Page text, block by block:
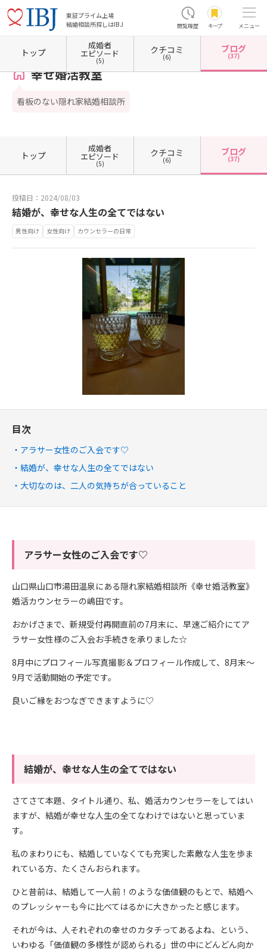
東証プライム上場
結婚相談所探しはIBJ
閲覧履歴 キープ メニュー
ホーム 山口県の結婚相談所 山口県山口市 幸せ婚活教室 カウンセラーブログ一覧
幸せ婚活教室
看板のない隠れ家結婚相談所
トップ
成婚者
エピソード
(5)
クチコミ
(6)
ブログ
(37)
トップ
成婚者
エピソード
(5)
クチコミ
(6)
ブログ
(37)
投稿日：2024/08/03
結婚が、幸せな人生の全てではない
男性向け 女性向け カウンセラーの日常
目次
アラサー女性のご入会です♡
結婚が、幸せな人生の全てではない
大切なのは、二人の気持ちが合っていること
アラサー女性のご入会です♡
山口県山口市湯田温泉にある隠れ家結婚相談所《幸せ婚活教室》
婚活カウンセラーの嶋田です。
おかげさまで、新規受付再開直前の7月末に、早速ご紹介にてア
ラサー女性様のご入会お手続きを承りました☆
8月中にプロフィール写真撮影＆プロフィール作成して、8月末～
9月で活動開始の予定です。
良いご縁をおつなぎできますように♡
結婚が、幸せな人生の全てではない
さてさて本題、タイトル通り、私、婚活カウンセラーをしてはい
ますが、結婚が幸せな人生の全てなわけではないと思っていま
す。
私のまわりにも、結婚していなくても充実した素敵な人生を歩ま
れている方、たくさんおられます。
ひと昔前は、結婚して一人前！のような価値観のもとで、結婚へ
のプレッシャーも今に比べてはるかに大きかったと感じます。
それが今は、人それぞれの幸せのカタチってあるよね、という、
いわゆる「価値観の多様性が認められる」世の中にどんどん向か